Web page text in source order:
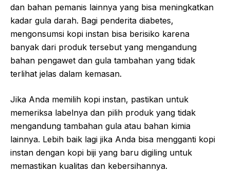
dan bahan pemanis lainnya yang bisa meningkatkan
kadar gula darah. Bagi penderita diabetes,
mengonsumsi kopi instan bisa berisiko karena
banyak dari produk tersebut yang mengandung
bahan pengawet dan gula tambahan yang tidak
terlihat jelas dalam kemasan.
Jika Anda memilih kopi instan, pastikan untuk
memeriksa labelnya dan pilih produk yang tidak
mengandung tambahan gula atau bahan kimia
lainnya. Lebih baik lagi jika Anda bisa mengganti kopi
instan dengan kopi biji yang baru digiling untuk
memastikan kualitas dan kebersihannya.